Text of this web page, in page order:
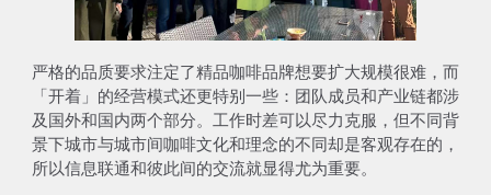
严格的品质要求注定了精品咖啡品牌想要扩大规模很难，而
「开着」的经营模式还更特别一些：团队成员和产业链都涉
及国外和国内两个部分。工作时差可以尽力克服，但不同背
景下城市与城市间咖啡文化和理念的不同却是客观存在的，
所以信息联通和彼此间的交流就显得尤为重要。